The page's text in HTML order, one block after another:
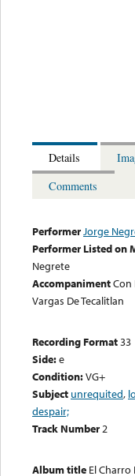
Details
Comments
PerformerJorge
Performer Listed on
Negrete
AccompanimentCon
Vargas De Tecalitlan
Recording Format33
Side:e
Condition:VG+
Subject unrequited,
despair;
Track Number2
Album title El